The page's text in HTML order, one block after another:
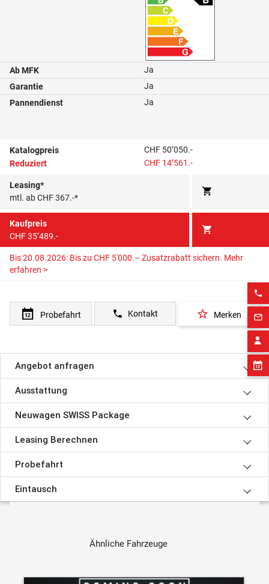
phone
mail_outline
Ab MFK
Ja
Garantie
Ja
Pannendienst
Ja
Katalogpreis
CHF 50’050.-
Reduziert
CHF 14’561.-
Leasing*
mtl. ab CHF 367.-*
shopping_cart
Kaufpreis
CHF 35’489.-
shopping_cart
Bis 20.08.2026: Bis zu CHF 5'000.– Zusatzrabatt sichern. Mehr
erfahren >
Probefahrt phone Kontakt star_border Merken
Angebot anfragen
Ausstattung
Neuwagen SWISS Package
Leasing Berechnen
Probefahrt
Eintausch
Ähnliche Fahrzeuge